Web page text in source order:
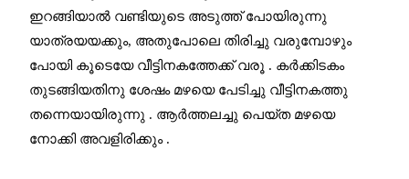
ഇറങ്ങിയാൽ വണ്ടിയുടെ അടുത്ത് പോയിരുന്നു
യാത്രയയക്കും, അതുപോലെ തിരിച്ചു വരുമ്പോഴും
പോയി കൂടെയേ വീട്ടിനകത്തേക്ക് വരൂ . കർക്കിടകം
തുടങ്ങിയതിനു ശേഷം മഴയെ പേടിച്ചു വീട്ടിനകത്തു
തന്നെയായിരുന്നു . ആർത്തലച്ചു പെയ്ത മഴയെ
നോക്കി അവളിരിക്കും .